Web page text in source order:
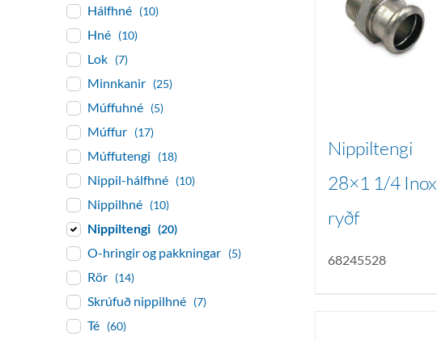
Nippiltengi
28×1 1/4 Inox
ryðf
68245528
Hálfhné (10)
Hné (10)
Lok (7)
Minnkanir (25)
Múffuhné (5)
Múffur (17)
Múffutengi (18)
Nippil-hálfhné (10)
Nippilhné (10)
Nippiltengi (20)
O-hringir og pakkningar (5)
Rör (14)
Skrúfuð nippilhné (7)
Té (60)